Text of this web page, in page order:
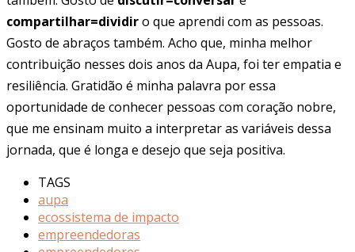
compartilhar=dividiro que aprendi com as pessoas.
Gosto de abraços também. Acho que, minha melhor
contribuição nesses dois anos da Aupa, foi ter empatia e
resiliência. Gratidão é minha palavra por essa
oportunidade de conhecer pessoas com coração nobre,
que me ensinam muito a interpretar as variáveis dessa
jornada, que é longa e desejo que seja positiva.
TAGS
aupa
ecossistema de impacto
empreendedoras